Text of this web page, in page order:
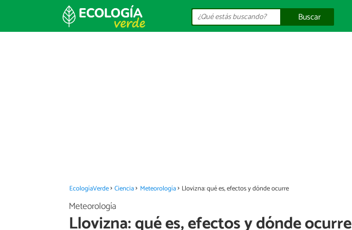
Buscar
EcologíaVerde Ciencia Meteorología Llovizna: qué es, efectos y dónde ocurre
Meteorología
Llovizna: qué es, efectos y dónde ocurre